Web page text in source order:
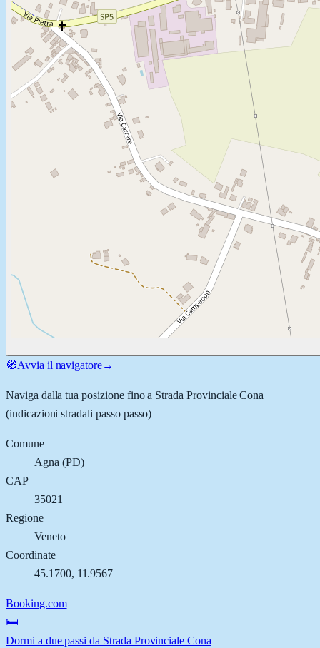
🧭Avvia il navigatore→
Naviga dalla tua posizione fino a Strada Provinciale Cona
(indicazioni stradali passo passo)
Comune
Agna (PD)
CAP
35021
Regione
Veneto
Coordinate
45.1700, 11.9567
Booking.com
🛏️
Dormi a due passi da Strada Provinciale Cona